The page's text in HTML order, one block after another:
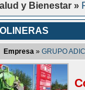
y Bienestar »
Empresa » GRUPO